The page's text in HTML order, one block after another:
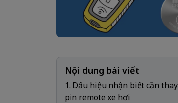
Nội dung bài viết
1. Dấu hiệu nhận biết cần thay
pin remote xe hơi